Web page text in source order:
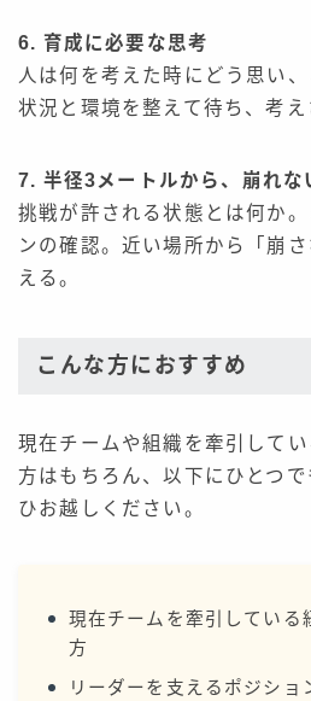
6. 育成に必要な思考
人は何を考えた時にどう思い、
状況と環境を整えて待ち、考え
7. 半径3メートルから、崩れな
挑戦が許される状態とは何か
ンの確認。近い場所から「崩
える。
こんな方におすすめ
現在チームや組織を牽引して
方はもちろん、以下にひとつ
ひお越しください。
現在チームを牽引している
方
リーダーを支えるポジショ